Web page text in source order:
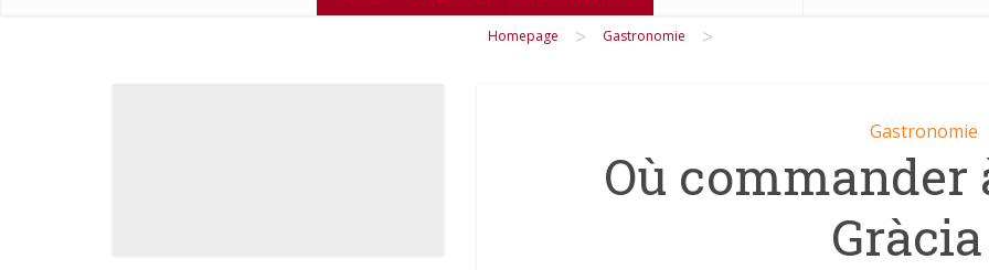
Homepage > Gastronomie >
Gastronomie
Où commander